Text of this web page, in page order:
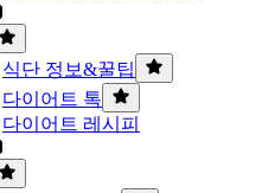
식단 정보&꿀팁
다이어트 톡
다이어트 레시피